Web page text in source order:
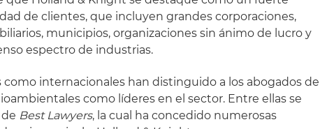
de clientes, que incluyen grandes corporaciones,
municipios, organizaciones sin ánimo de lucro y
espectro de industrias.
internacionales han distinguido a los abogados de
como líderes en el sector. Entre ellas se
Best Lawyers, la cual ha concedido numerosas